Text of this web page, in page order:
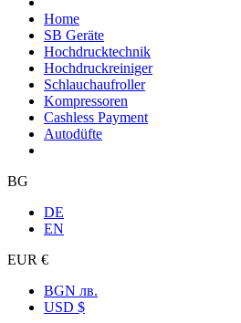
Home
SB Geräte
Hochdrucktechnik
Hochdruckreiniger
Schlauchaufroller
Kompressoren
Cashless Payment
Autodüfte
BG
DE
EN
EUR €
BGN лв.
USD $